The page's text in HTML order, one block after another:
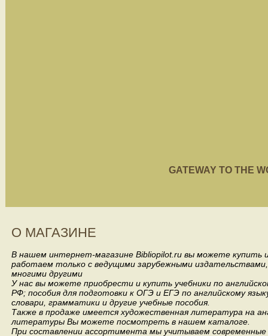
GATEWAY TO THE
О МАГАЗИНЕ
В нашем интернет-магазине Bibliopilot.ru вы можете купить
работаем только с ведущими зарубежными издательствами,
многими другими
У нас вы можете приобрести и купить учебники по
РФ; пособия для подготовки к ОГЭ и ЕГЭ по английскому
словари, грамматики и другие учебные пособия.
Также в продаже имеется художественная литература на
литературы Вы можете посмотреть в нашем каталоге.
При составлении ассортимента мы учитываем